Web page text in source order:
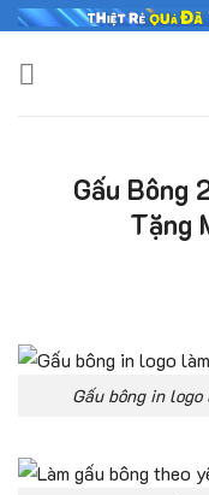
Skip
content
Gấu Bông
Tặng
Gấu bông in